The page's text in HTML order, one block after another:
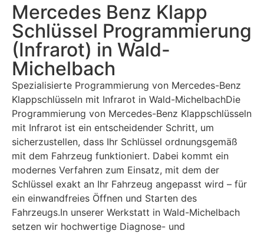
Mercedes Benz Klapp
Schlüssel Programmierung
(Infrarot) in Wald-
Michelbach
Spezialisierte Programmierung von Mercedes-Benz
Klappschlüsseln mit Infrarot in Wald-MichelbachDie
Programmierung von Mercedes-Benz Klappschlüsseln
mit Infrarot ist ein entscheidender Schritt, um
sicherzustellen, dass Ihr Schlüssel ordnungsgemäß
mit dem Fahrzeug funktioniert. Dabei kommt ein
modernes Verfahren zum Einsatz, mit dem der
Schlüssel exakt an Ihr Fahrzeug angepasst wird – für
ein einwandfreies Öffnen und Starten des
Fahrzeugs.In unserer Werkstatt in Wald-Michelbach
setzen wir hochwertige Diagnose- und